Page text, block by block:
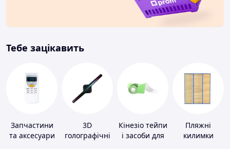
Тебе зацікавить
Запчастини
та аксесуари
3D
голографічні
Кінезіо тейпи
і засоби для
Пляжні
килимки